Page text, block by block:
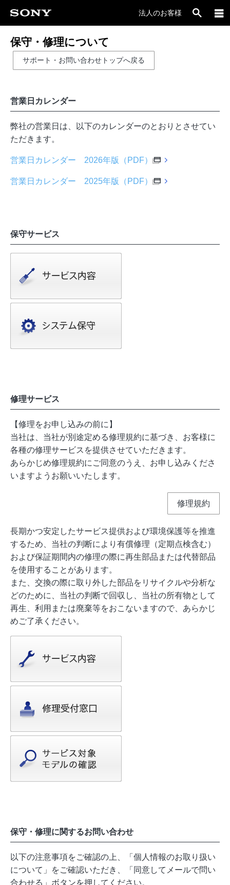
法人のお客様
保守・修理について
サポート・お問い合わせトップへ戻る
営業日カレンダー
弊社の営業日は、以下のカレンダーのとおりとさせてい
ただきます。
営業日カレンダー 2026年版（PDF）
営業日カレンダー 2025年版（PDF）
保守サービス
修理サービス
【修理をお申し込みの前に】
当社は、当社が別途定める修理規約に基づき、お客様に
各種の修理サービスを提供させていただきます。
あらかじめ修理規約にご同意のうえ、お申し込みくださ
いますようお願いいたします。
修理規約
長期かつ安定したサービス提供および環境保護等を推進
するため、当社の判断により有償修理（定期点検含む）
および保証期間内の修理の際に再生部品または代替部品
を使用することがあります。
また、交換の際に取り外した部品をリサイクルや分析な
どのために、当社の判断で回収し、当社の所有物として
再生、利用または廃棄等をおこないますので、あらかじ
めご了承ください。
保守・修理に関するお問い合わせ
以下の注意事項をご確認の上、「個人情報のお取り扱い
について」をご確認いただき、「同意してメールで問い
合わせる」ボタンを押してください。